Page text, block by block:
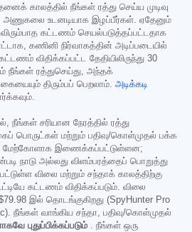
காலத்தில் நீங்கள் ரத்து செய்ய முடிவு
அணுகலை உடனடியாக இழப்பீர்கள். ஏதேனும்
கட்டணம் செயல்படுத்தப்பட்டதாக
கணினி நிர்வாகத்தின் அடிப்படையில்
விதிக்கப்பட்ட தேதியிலிருந்து 30
நீங்கள் ரத்துசெய்து, அந்தக்
திரும்பப் பெறலாம். அடிக்கடி
நீங்கள் சரியான நேரத்தில் ரத்து
பொருட்கள் மற்றும் பதிவு/கொள்முதல் பக்க
மேற்கோளாக இணைக்கப்பட்டுள்ளன;
நாடு அல்லது விளம்பரத்தைப் பொறுத்து
விலை மற்றும் சந்தாக் காலத்திற்கு
கட்டணம் விதிக்கப்படும். விலை
இல் தொடங்குகிறது (SpyHunter Pro
நீங்கள் வாங்கிய சந்தா, பதிவு/கொள்முதல்
புதுப்பிக்கப்படும் . நீங்கள் ஒரு